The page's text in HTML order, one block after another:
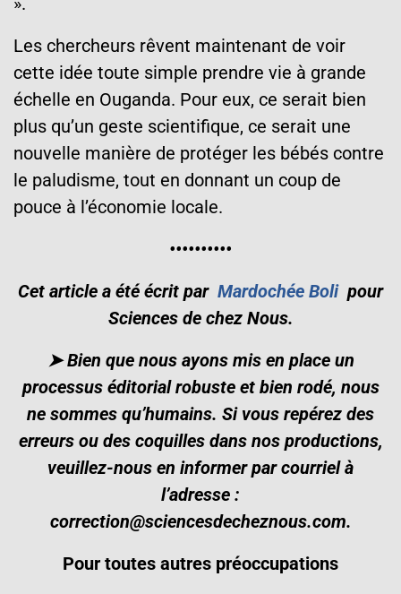
Les chercheurs rêvent maintenant de voir
cette idée toute simple prendre vie à grande
échelle en Ouganda. Pour eux, ce serait bien
plus qu’un geste scientifique, ce serait une
nouvelle manière de protéger les bébés contre
le paludisme, tout en donnant un coup de
pouce à l’économie locale.
••••••••••
Cet article a été écrit par Mardochée Boli pour
Sciences de chez Nous.
➤ Bien que nous ayons mis en place un
processus éditorial robuste et bien rodé, nous
ne sommes qu’humains. Si vous repérez des
erreurs ou des coquilles dans nos productions,
veuillez-nous en informer par courriel à
l’adresse :
correction@sciencesdecheznous.com.
Pour toutes autres préoccupations